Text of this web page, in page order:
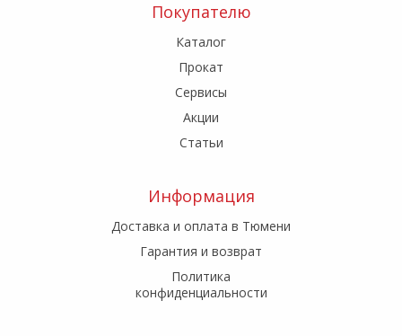
Покупателю
Каталог
Прокат
Сервисы
Акции
Статьи
Информация
Доставка и оплата в Тюмени
Гарантия и возврат
Политика
конфиденциальности